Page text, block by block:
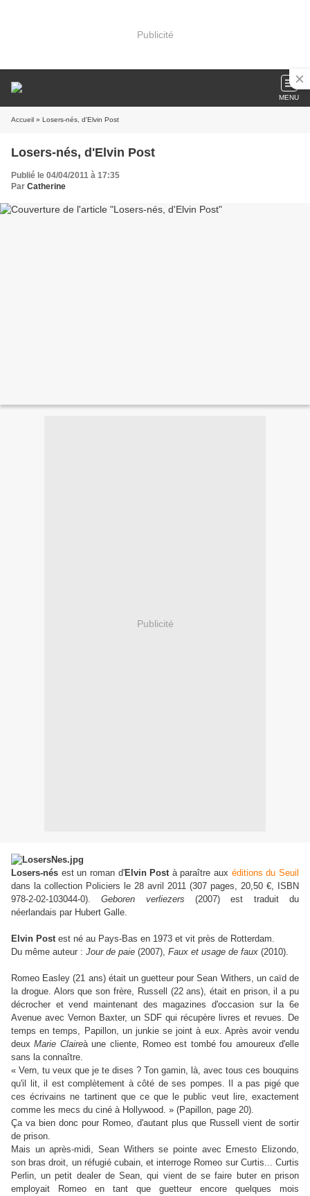
Publicité
MENU
Accueil » Losers-nés, d'Elvin Post
Losers-nés, d'Elvin Post
Publié le 04/04/2011 à 17:35
Par Catherine
Publicité
Losers-nés est un roman d'Elvin Post à paraître aux éditions du Seuil
dans la collection Policiers le 28 avril 2011 (307 pages, 20,50 €, ISBN
978-2-02-103044-0).
Geboren verliezers
(2007) est traduit du
néerlandais par Hubert Galle.
Elvin Postest né au Pays-Bas en 1973 et vit près de Rotterdam.
Du même auteur : Jour de paie (2007), Faux et usage de faux (2010).
Romeo Easley (21 ans) était un guetteur pour Sean Withers, un caïd de
la drogue. Alors que son frère, Russell (22 ans), était en prison, il a pu
décrocher et vend maintenant des magazines d'occasion sur la 6e
Avenue avec Vernon Baxter, un SDF qui récupère livres et revues. De
temps en temps, Papillon, un junkie se joint à eux. Après avoir vendu
deux Marie Claireà une cliente, Romeo est tombé fou amoureux d'elle
sans la connaître.
« Vern, tu veux que je te dises ? Ton gamin, là, avec tous ces bouquins
qu'il lit, il est complètement à côté de ses pompes. Il a pas pigé que
ces écrivains ne tartinent que ce que le public veut lire, exactement
comme les mecs du ciné à Hollywood. » (Papillon, page 20).
Ça va bien donc pour Romeo, d'autant plus que Russell vient de sortir
de prison.
Mais un après-midi, Sean Withers se pointe avec Ernesto Elizondo,
son bras droit, un réfugié cubain, et interroge Romeo sur Curtis... Curtis
Perlin, un petit dealer de Sean, qui vient de se faire buter en prison
employait Romeo en tant que guetteur encore quelques mois